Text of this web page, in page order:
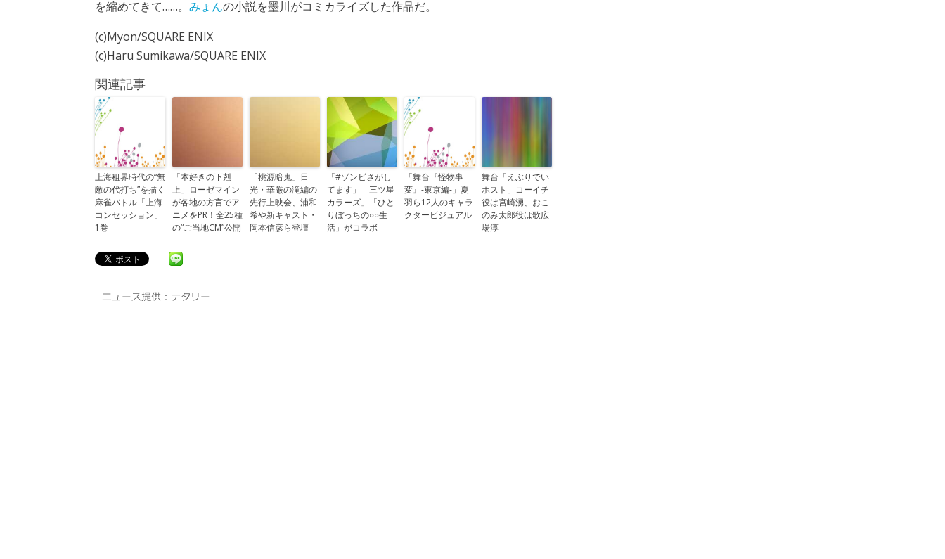
を縮めてきて……。 みょんの小説を墨川がコミカライズした作品だ。
(c)Myon/SQUARE ENIX
(c)Haru Sumikawa/SQUARE ENIX
関連記事
上海租界時代の“無
敵の代打ち”を描く
麻雀バトル「上海
コンセッション」
1巻
「本好きの下剋
上」ローゼマイン
が各地の方言でア
ニメをPR！全25種
の“ご当地CM”公開
「桃源暗鬼」日
光・華厳の滝編の
先行上映会、浦和
希や新キャスト・
岡本信彦ら登壇
「#ゾンビさがし
てます」「三ツ星
カラーズ」「ひと
りぼっちの○○生
活」がコラボ
「舞台『怪物事
変』-東京編-」夏
羽ら12人のキャラ
クタービジュアル
舞台「えぶりでい
ホスト」コーイチ
役は宮崎湧、おこ
のみ太郎役は歌広
場淳